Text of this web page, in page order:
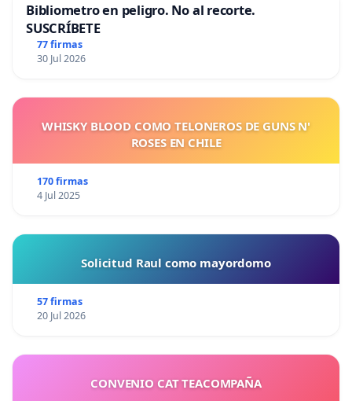
Bibliometro en peligro. No al recorte.
SUSCRÍBETE
77 firmas
30 Jul 2026
WHISKY BLOOD COMO TELONEROS DE GUNS N'
ROSES EN CHILE
170 firmas
4 Jul 2025
Solicitud Raul como mayordomo
57 firmas
20 Jul 2026
CONVENIO CAT TEACOMPAÑA